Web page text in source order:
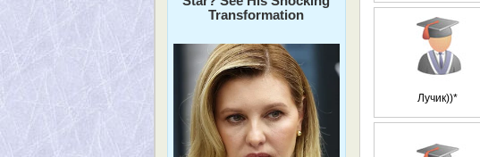
Transformation
Лучик))*